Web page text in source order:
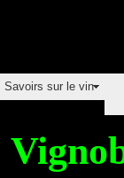
Savoirs sur le vin